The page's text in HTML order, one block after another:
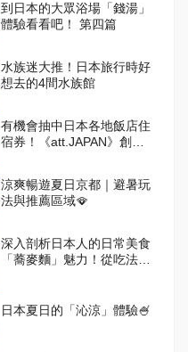
到日本的大眾浴場「錢湯」
體驗看看吧！ 第四篇
水族迷大推！日本旅行時好
想去的4間水族館
有機會抽中日本各地飯店住
宿券！《att.JAPAN》創刊
涼爽暢遊夏日京都｜避暑玩
法與推薦區域🪭
深入剖析日本人的日常美食
「蕎麥麵」魅力！從吃法到
日本夏日的「沁涼」體驗🍧